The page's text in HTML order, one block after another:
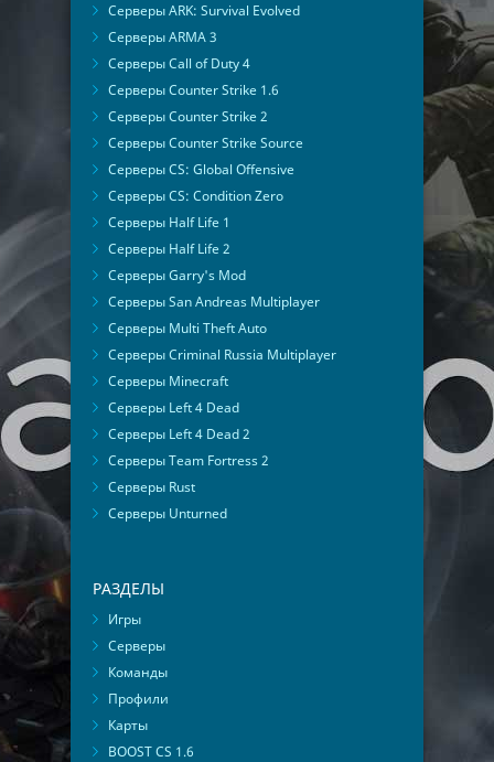
Серверы ARK: Survival Evolved
Серверы ARMA 3
Серверы Call of Duty 4
Серверы Counter Strike 1.6
Серверы Counter Strike 2
Серверы Counter Strike Source
Серверы CS: Global Offensive
Серверы CS: Condition Zero
Серверы Half Life 1
Серверы Half Life 2
Серверы Garry's Mod
Серверы San Andreas Multiplayer
Серверы Multi Theft Auto
Серверы Criminal Russia Multiplayer
Серверы Minecraft
Серверы Left 4 Dead
Серверы Left 4 Dead 2
Серверы Team Fortress 2
Серверы Rust
Серверы Unturned
РАЗДЕЛЫ
Игры
Серверы
Команды
Профили
Карты
BOOST CS 1.6